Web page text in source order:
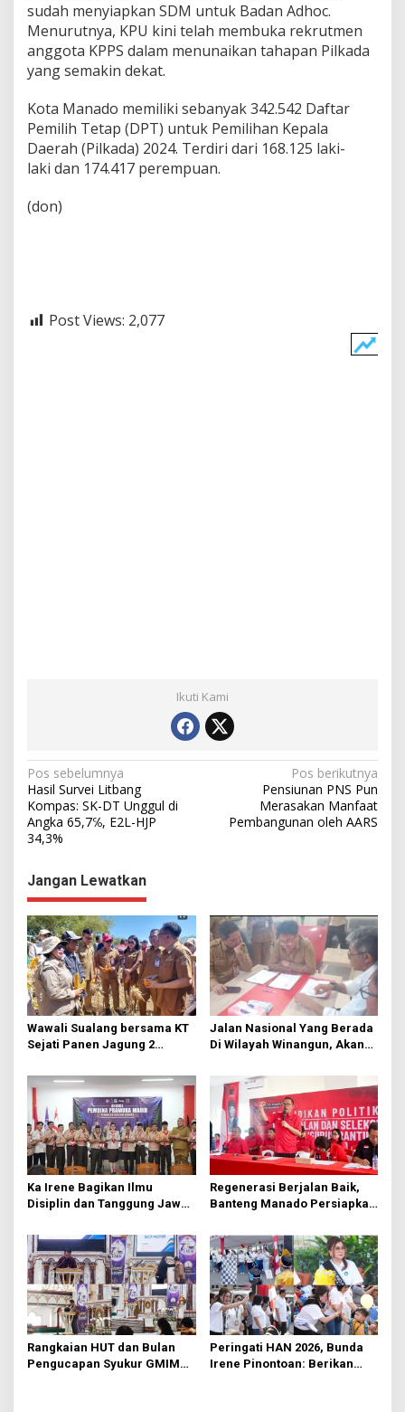
sudah menyiapkan SDM untuk Badan Adhoc.
Menurutnya, KPU kini telah membuka rekrutmen
anggota KPPS dalam menunaikan tahapan Pilkada
yang semakin dekat.
Kota Manado memiliki sebanyak 342.542 Daftar
Pemilih Tetap (DPT) untuk Pemilihan Kepala
Daerah (Pilkada) 2024. Terdiri dari 168.125 laki-
laki dan 174.417 perempuan.
(don)
Post Views: 2,077
Ikuti Kami
N
a
v
g
a
s
i
p
o
s
Pos sebelumnya
Hasil Survei Litbang
Kompas: SK-DT Unggul di
Angka 65,7℅, E2L-HJP
34,3%
Pos berikutnya
Pensiunan PNS Pun
Merasakan Manfaat
Pembangunan oleh AARS
Jangan Lewatkan
Wawali Sualang bersama KT
Sejati Panen Jagung 2
Jalan Nasional Yang Berada
Di Wilayah Winangun, Akan
Ka Irene Bagikan Ilmu
Disiplin dan Tanggung Jawab
Manado
Regenerasi Berjalan Baik,
Banteng Manado Persiapkan
Rumput
Rangkaian HUT dan Bulan
Pengucapan Syukur GMIM
Peringati HAN 2026, Bunda
Irene Pinontoan: Berikan